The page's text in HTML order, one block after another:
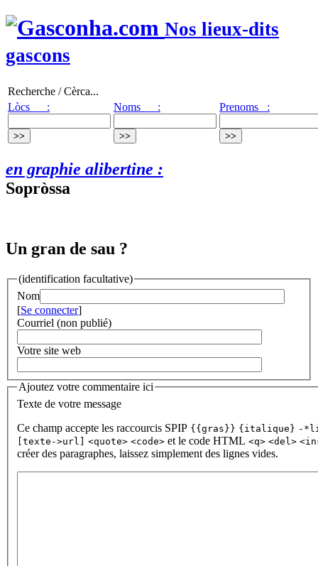
Nos lieux-dits
gascons
Recherche / Cèrca...
Lòcs :
Noms : Prenoms :
en graphie alibertine :
Sopròssa
Un gran de sau ?
(identification facultative)
Nom
[Se connecter]
Courriel (non publié)
Votre site web
Ajoutez votre commentaire ici
Texte de votre message
Ce champ accepte les raccourcis SPIP {{gras}} {italique} -
[texte->url] <quote> <code> et le code HTML <q> <del>
créer des paragraphes, laissez simplement des lignes vides.